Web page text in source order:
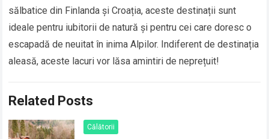
sălbatice din Finlanda și Croația, aceste destinații sunt
ideale pentru iubitorii de natură și pentru cei care doresc o
escapadă de neuitat în inima Alpilor. Indiferent de destinația
aleasă, aceste lacuri vor lăsa amintiri de neprețuit!
Related Posts
Călătorii